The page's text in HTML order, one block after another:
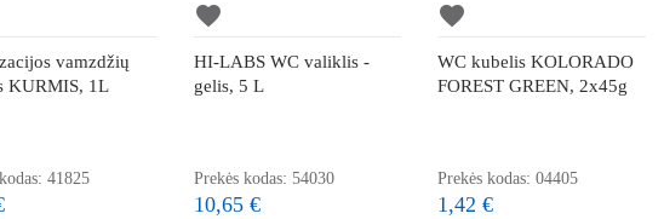
vamzdžių
KURMIS, 1L
41825
favorite
HI-LABS WC valiklis -
gelis, 5 L
Prekės kodas: 54030
10,65 €
favorite
WC kubelis KOLORADO
FOREST GREEN, 2x45g
Prekės kodas: 04405
1,42 €